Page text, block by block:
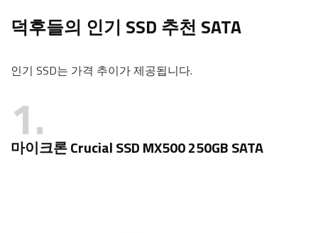
덕후들의 인기 SSD 추천 SATA
인기 SSD는 가격 추이가 제공됩니다.
1
마이크론 Crucial SSD MX500 250GB SATA